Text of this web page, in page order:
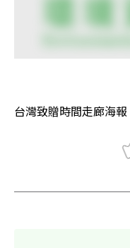
台灣致贈時間走廊海